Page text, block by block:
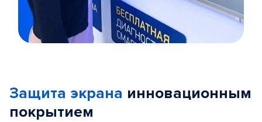
5
Защита экрана инновационным
покрытием